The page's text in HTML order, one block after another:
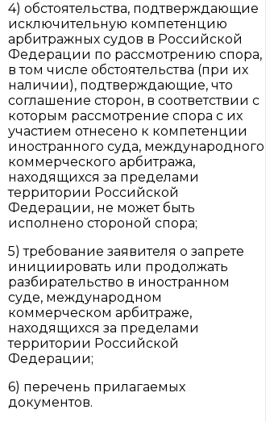
4) обстоятельства, подтверждающие
исключительную компетенцию
арбитражных судов в Российской
Федерации по рассмотрению спора,
в том числе обстоятельства (при их
наличии), подтверждающие, что
соглашение сторон, в соответствии с
которым рассмотрение спора с их
участием отнесено к компетенции
иностранного суда, международного
коммерческого арбитража,
находящихся за пределами
территории Российской
Федерации, не может быть
исполнено стороной спора;
5) требование заявителя о запрете
инициировать или продолжать
разбирательство в иностранном
суде, международном
коммерческом арбитраже,
находящихся за пределами
территории Российской
Федерации;
6) перечень прилагаемых
документов.